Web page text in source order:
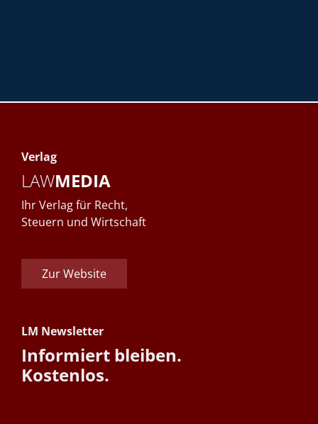
Verlag
LAWMEDIA
Ihr Verlag für Recht,
Steuern und Wirtschaft
Zur Website
LM Newsletter
Informiert bleiben.
Kostenlos.